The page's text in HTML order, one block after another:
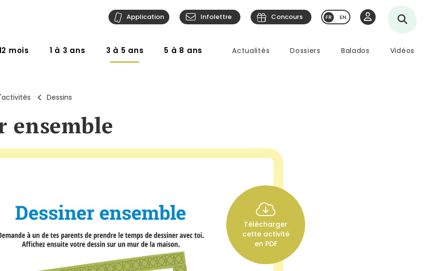
mois 1 à 3 ans 3 à 5 ans 5 à 8 ans Actualités Dossiers Balados Vidéos
Application Infolettre Concours EN
Dessins
ensemble
Télécharger
cette activité
en PDF